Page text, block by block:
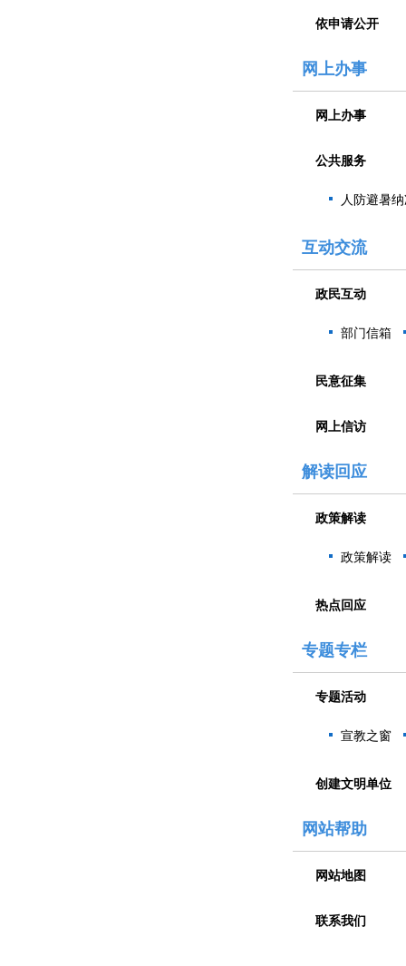
依申请公开
网上办事
网上办事
公共服务
人防避暑
互动交流
政民互动
部门信箱
民意征集
网上信访
解读回应
政策解读
政策解读
热点回应
专题专栏
专题活动
宣教之窗
创建文明单位
网站帮助
网站地图
联系我们